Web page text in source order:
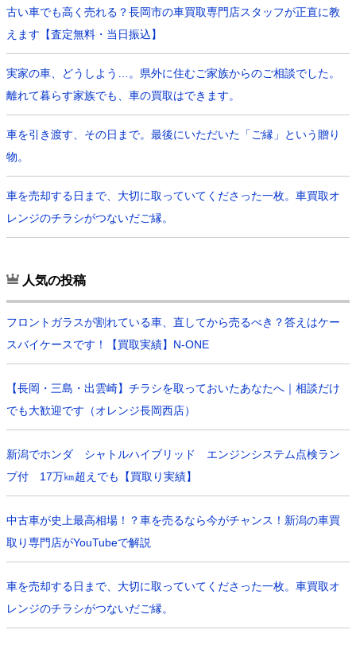
古い車でも高く売れる？長岡市の車買取専門店スタッフが正直に教
えます【査定無料・当日振込】
実家の車、どうしよう…。県外に住むご家族からのご相談でした。
離れて暮らす家族でも、車の買取はできます。
車を引き渡す、その日まで。最後にいただいた「ご縁」という贈り
物。
車を売却する日まで、大切に取っていてくださった一枚。車買取オ
レンジのチラシがつないだご縁。
人気の投稿
フロントガラスが割れている車、直してから売るべき？答えはケー
スバイケースです！【買取実績】N-ONE
【長岡・三島・出雲崎】チラシを取っておいたあなたへ｜相談だけ
でも大歓迎です（オレンジ長岡西店）
新潟でホンダ シャトルハイブリッド エンジンシステム点検ラン
プ付 17万㎞超えでも【買取り実績】
中古車が史上最高相場！？車を売るなら今がチャンス！新潟の車買
取り専門店がYouTubeで解説
車を売却する日まで、大切に取っていてくださった一枚。車買取オ
レンジのチラシがつないだご縁。